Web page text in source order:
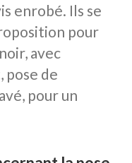
enrobé. Ils se
pour
avec
pose de
pour un